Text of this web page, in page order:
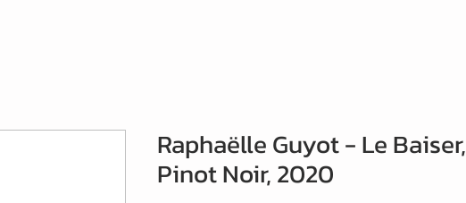
Raphaëlle Guyot - Le Baiser,
Pinot Noir, 2020